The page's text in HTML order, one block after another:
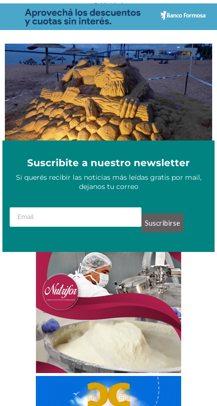
- Publicidad -
Esculturas en Arena: el encuentro que acaparó todas las miradas
en la playa Arazaty de Corrientes
Abril 17, 2023
Suscribite a nuestro newsletter
Si querés recibir las noticias más leídas gratis por mail,
dejanos tu correo
Suscribirse